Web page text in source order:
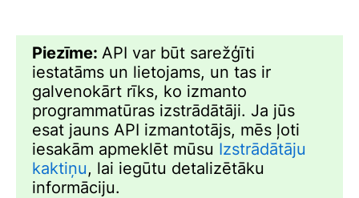
Piezīme: API var būt sarežģīti
iestatāms un lietojams, un tas ir
galvenokārt rīks, ko izmanto
programmatūras izstrādātāji. Ja jūs
esat jauns API izmantotājs, mēs ļoti
iesakām apmeklēt mūsu Izstrādātāju
kaktiņu, lai iegūtu detalizētāku
informāciju.